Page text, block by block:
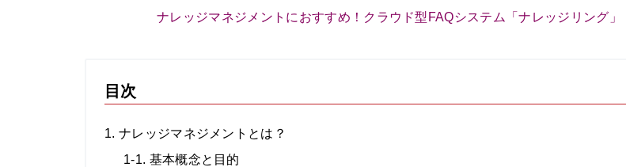
ナレッジマネジメントにおすすめ！クラウド型FAQシステム「ナレッジリング」
目次
1. ナレッジマネジメントとは？
1-1. 基本概念と目的